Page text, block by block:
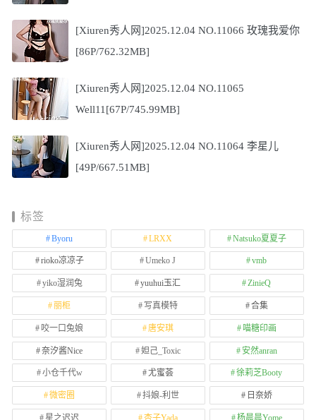
[Xiuren秀人网]2025.12.04 NO.11066 玫瑰我爱你
[86P/762.32MB]
[Xiuren秀人网]2025.12.04 NO.11065
Well11[67P/745.99MB]
[Xiuren秀人网]2025.12.04 NO.11064 李星儿
[49P/667.51MB]
标签
Byoru LRXX Natsuko夏夏子
rioko凉凉子 Umeko J vmb
yiko湿润兔 yuuhui玉汇 ZinieQ
丽柜 写真模特 合集
咬一口兔娘 唐安琪 喵糖印画
奈汐酱Nice 妲己_Toxic 安然anran
小仓千代w 尤蜜荟 徐莉芝Booty
微密圈 抖娘-利世 日奈娇
星之迟迟 杏子Yada 杨晨晨Yome